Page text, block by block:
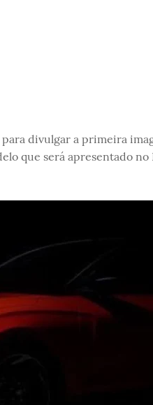
divulgar a primeira
que será apresentado